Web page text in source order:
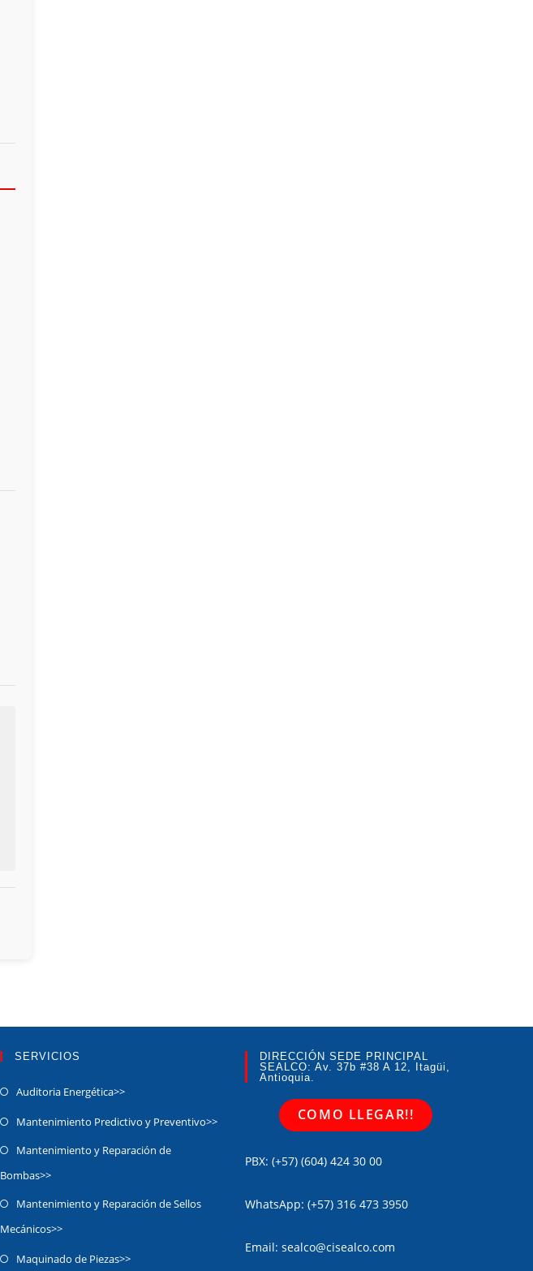
SERVICIOS
Auditoria Energética>>
Mantenimiento Predictivo y Preventivo>>
Mantenimiento y Reparación de
Bombas>>
Mantenimiento y Reparación de Sellos
Mecánicos>>
Maquinado de Piezas>>
DIRECCIÓN SEDE PRINCIPAL
SEALCO: Av. 37b #38 A 12, Itagüi,
Antioquia.
COMO LLEGAR!!
PBX: (+57) (604) 424 30 00
WhatsApp: (+57) 316 473 3950
Email: sealco@cisealco.com